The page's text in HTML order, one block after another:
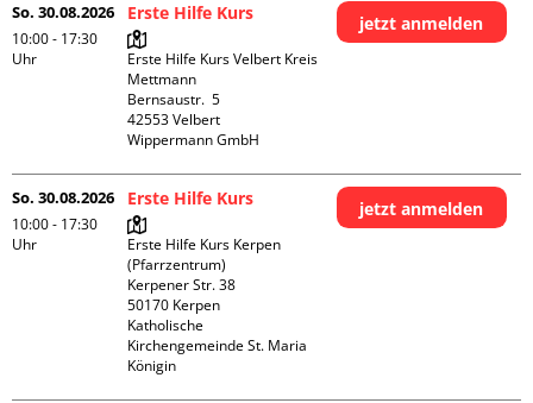
So. 30.08.2026
10:00 - 17:30
Uhr
Erste Hilfe Kurs
Erste Hilfe Kurs Velbert Kreis
Mettmann
Bernsaustr.  5
42553 Velbert
Wippermann GmbH
jetzt anmelden
So. 30.08.2026
10:00 - 17:30
Uhr
Erste Hilfe Kurs
Erste Hilfe Kurs Kerpen
(Pfarrzentrum)
Kerpener Str. 38
50170 Kerpen
Katholische
Kirchengemeinde St. Maria
Königin
jetzt anmelden